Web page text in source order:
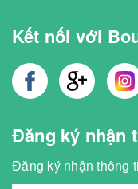
Kết nối với
Đăng ký nhận
Đăng ký nhận thông